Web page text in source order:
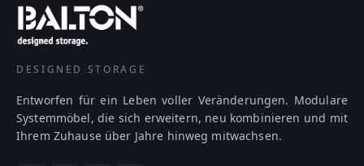
DESIGNED STORAGE
Entworfen für ein Leben voller Veränderungen. Modulare
Systemmöbel, die sich erweitern, neu kombinieren und mit
Ihrem Zuhause über Jahre hinweg mitwachsen.